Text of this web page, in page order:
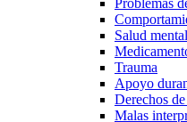
Salud
Trauma
Apoyo
Derechos
Malas